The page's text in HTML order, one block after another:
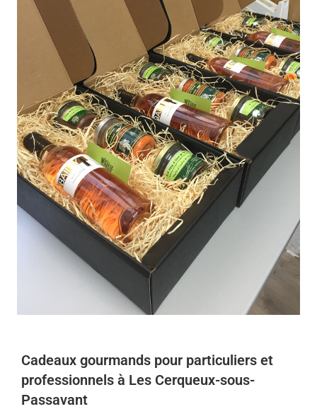
Cadeaux gourmands pour particuliers et
professionnels à Les Cerqueux-sous-
Passavant